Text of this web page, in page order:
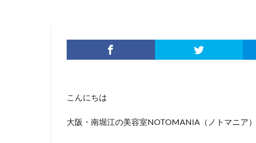
こんにちは
大阪・南堀江の美容室NOTOMANIA（ノトマニア）